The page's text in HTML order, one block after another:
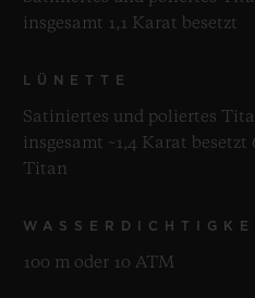
insgesamt 1,1 Karat besetzt
LÜNETTE
Satiniertes und poliertes
insgesamt ~1,4 Karat
Titan
100 m oder 10 ATM